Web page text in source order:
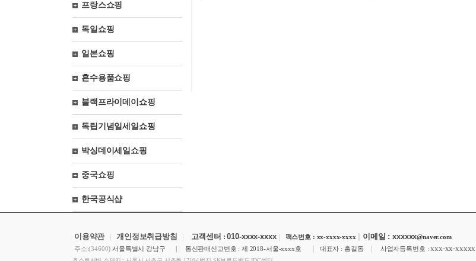
프랑스쇼핑
독일쇼핑
일본쇼핑
혼수용품쇼핑
블랙프라이데이쇼핑
독립기념일세일쇼핑
박싱데이세일쇼핑
중국쇼핑
한국공식샵
이용약관 |개인정보취급방침 | 고객센터 :010-xxxx-xxxx | 팩스번호 : xx-xxxx-xxxx 이메일 : xxxxxx@naver.com
주소:(34600) 서울특별시 강남구 | 통신판매신고번호 : 제 2018-서울-xxxx호 | 대표자 : 홍길동 | 사업자등록번호 :xxx-xx-xxxxx